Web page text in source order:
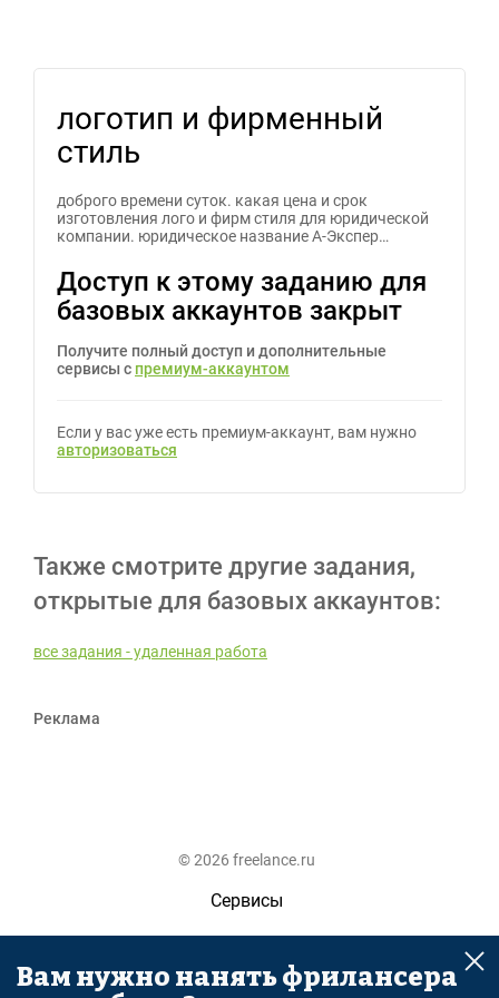
логотип и фирменный
стиль
доброго времени суток. какая цена и срок
изготовления лого и фирм стиля для юридической
компании. юридическое название А-Экспер…
Доступ к этому заданию для
базовых аккаунтов закрыт
Получите полный доступ и дополнительные
сервисы с премиум-аккаунтом
Если у вас уже есть премиум-аккаунт, вам нужно
авторизоваться
Также смотрите другие задания,
открытые для базовых аккаунтов:
все задания - удаленная работа
Реклама
© 2026 freelance.ru
Сервисы
Помощь
Поиск
Вам нужно нанять фрилансера